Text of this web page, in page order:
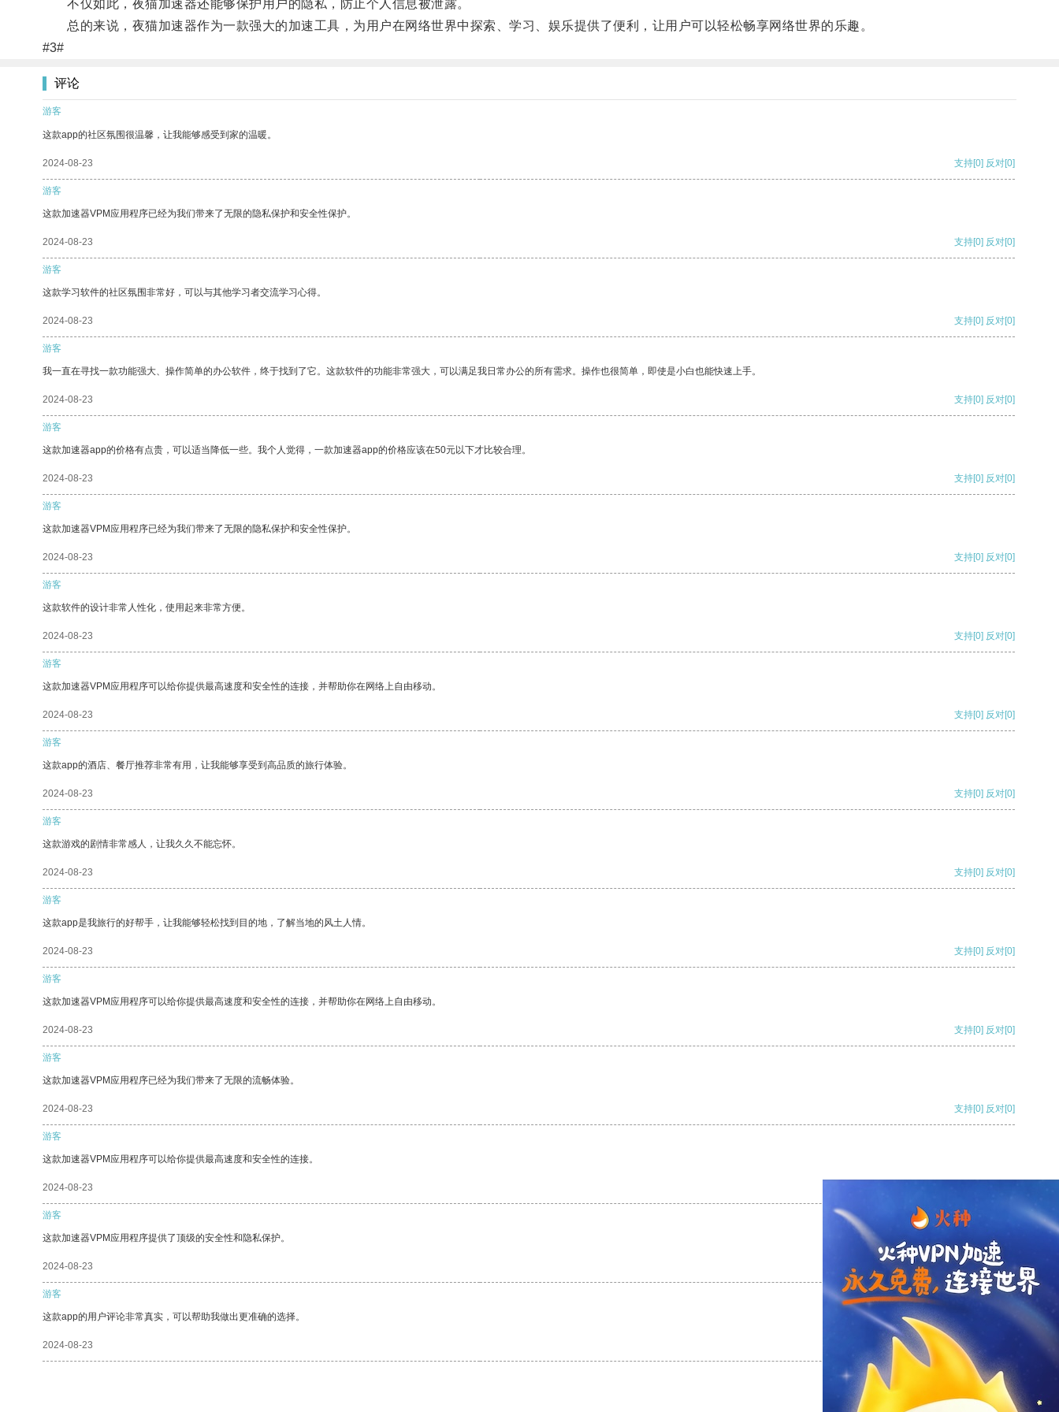
不仅如此，夜猫加速器还能够保护用户的隐私，防止个人信息被泄露。
总的来说，夜猫加速器作为一款强大的加速工具，为用户在网络世界中探索、学习、娱乐提供了便利，让用户可以轻松畅享网络世界的乐趣。
#3#
评论
游客
这款app的社区氛围很温馨，让我能够感受到家的温暖。
2024-08-23 支持[0] 反对[0]
游客
这款加速器VPM应用程序已经为我们带来了无限的隐私保护和安全性保护。
2024-08-23 支持[0] 反对[0]
游客
这款学习软件的社区氛围非常好，可以与其他学习者交流学习心得。
2024-08-23 支持[0] 反对[0]
游客
我一直在寻找一款功能强大、操作简单的办公软件，终于找到了它。这款软件的功能非常强大，可以满足我日常办公的所有需求。操作也很简单，即使是小白也能快速上手。
2024-08-23 支持[0] 反对[0]
游客
这款加速器app的价格有点贵，可以适当降低一些。我个人觉得，一款加速器app的价格应该在50元以下才比较合理。
2024-08-23 支持[0] 反对[0]
游客
这款加速器VPM应用程序已经为我们带来了无限的隐私保护和安全性保护。
2024-08-23 支持[0] 反对[0]
游客
这款软件的设计非常人性化，使用起来非常方便。
2024-08-23 支持[0] 反对[0]
游客
这款加速器VPM应用程序可以给你提供最高速度和安全性的连接，并帮助你在网络上自由移动。
2024-08-23 支持[0] 反对[0]
游客
这款app的酒店、餐厅推荐非常有用，让我能够享受到高品质的旅行体验。
2024-08-23 支持[0] 反对[0]
游客
这款游戏的剧情非常感人，让我久久不能忘怀。
2024-08-23 支持[0] 反对[0]
游客
这款app是我旅行的好帮手，让我能够轻松找到目的地，了解当地的风土人情。
2024-08-23 支持[0] 反对[0]
游客
这款加速器VPM应用程序可以给你提供最高速度和安全性的连接，并帮助你在网络上自由移动。
2024-08-23 支持[0] 反对[0]
游客
这款加速器VPM应用程序已经为我们带来了无限的流畅体验。
2024-08-23 支持[0] 反对[0]
游客
这款加速器VPM应用程序可以给你提供最高速度和安全性的连接。
2024-08-23
游客
这款加速器VPM应用程序提供了顶级的安全性和隐私保护。
2024-08-23 支持 [0] 反对 [0]
游客
这款app的用户评论非常真实，可以帮助我做出更准确的选择。
2024-08-23 支持